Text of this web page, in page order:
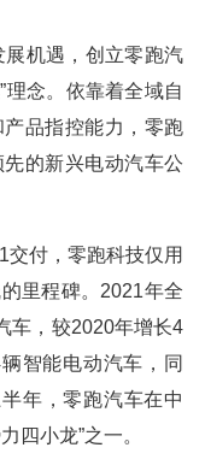
机遇，创立零跑汽
理念。依靠着全域自
品指控能力，零跑
的新兴电动汽车公
交付，零跑科技仅用
里程碑。2021年全
车，较2020年增长4
智能电动汽车，同
年，零跑汽车在中
四小龙”之一。